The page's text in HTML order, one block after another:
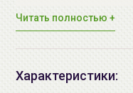
Основные активные
Экстракт риса -
Экстракт
Читать полностью +
Характеристики: